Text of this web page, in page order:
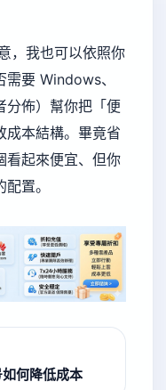
，我也可以依照你
要 Windows、
分佈）幫你把「便
成本結構。畢竟省
看起來便宜、但你
置。
何降低成本